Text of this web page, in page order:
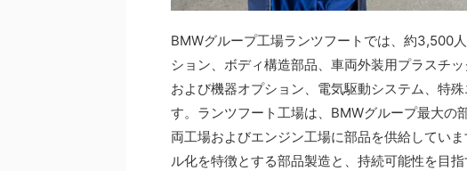
BMWグループ工場ランツフートでは、約3,500
ション、ボディ構造部品、車両外装用プラスチ
および機器オプション、電気駆動システム、特
す。ランツフート工場は、BMWグループ最大の
両工場およびエンジン工場に部品を供給してい
ル化を特徴とする部品製造と、持続可能性を目